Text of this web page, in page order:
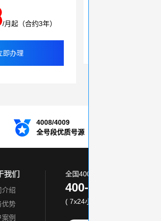
/月起（合约3年）
即办理
4008/4009
全号段优质号源
我们
介绍
优势
例
全国400电话服务热线:
400-870-8800
( 7x24小时 )